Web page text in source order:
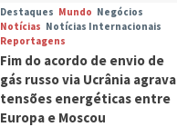
Destaques Mundo Negócios
Notícias Notícias Internacionais
Reportagens
Fim do acordo de envio de
gás russo via Ucrânia agrava
tensões energéticas entre
Europa e Moscou